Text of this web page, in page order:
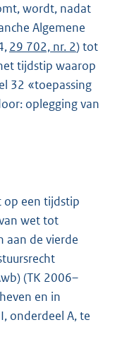
wordt, nadat
Algemene
29 702, nr. 2) tot
tijdstip waarop
32 «toepassing
oplegging van
op een tijdstip
wet tot
aan de vierde
(TK 2006–
en in
onderdeel A, te